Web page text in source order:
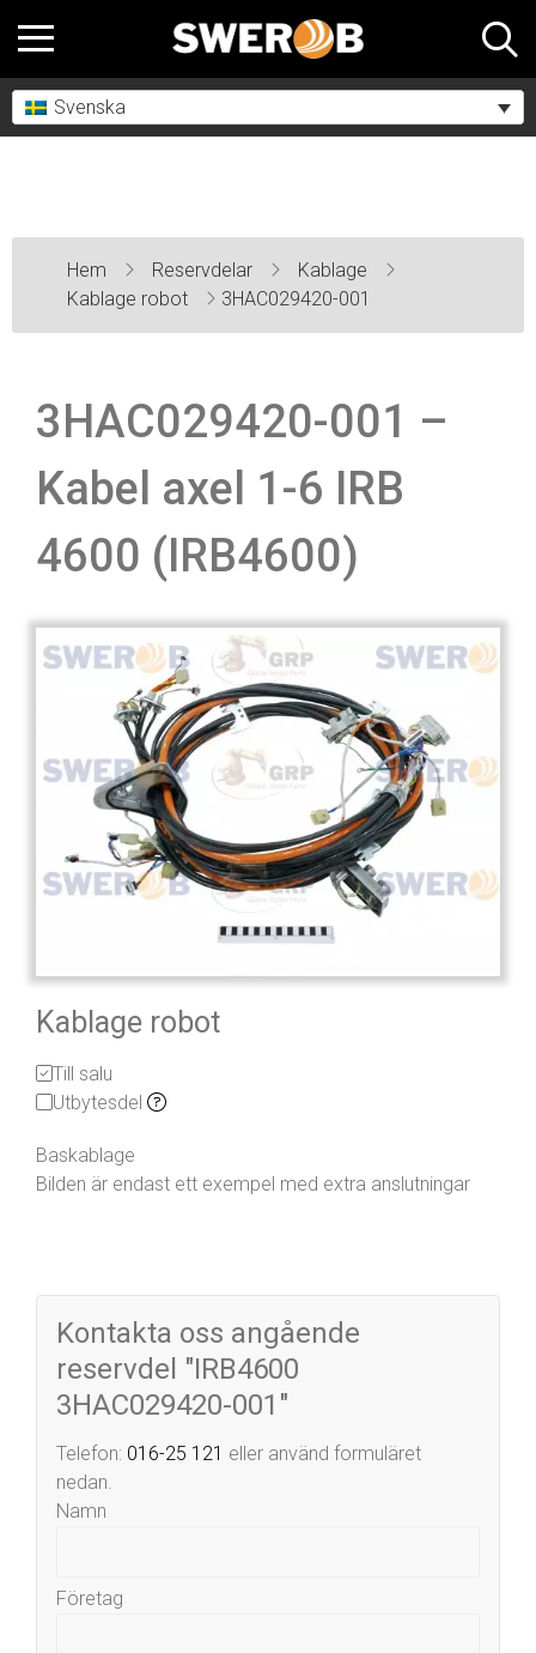
Svenska
Hem Reservdelar
Kablage
Kablage robot
3HAC029420-001
3HAC029420-001 –
Kabel axel 1-6 IRB
4600 (IRB4600)
Kablage robot
Till salu
Utbytesdel
Baskablage
Bilden är endast ett exempel med extra anslutningar
Kontakta oss angående
reservdel "IRB4600
3HAC029420-001"
Telefon: 016-25 121 eller använd formuläret
nedan.
Namn
Företag